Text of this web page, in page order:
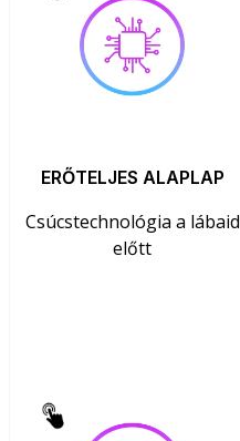
ERŐTELJES ALAPLAP
Csúcstechnológia a lábaid
előtt